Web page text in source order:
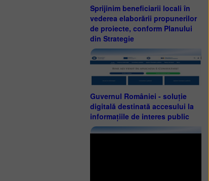
Sprijinim beneficiarii locali în
vederea elaborării propunerilor
de proiecte, conform Planului
din Strategie
Guvernul României - soluție
digitală destinată accesului la
informațiile de interes public